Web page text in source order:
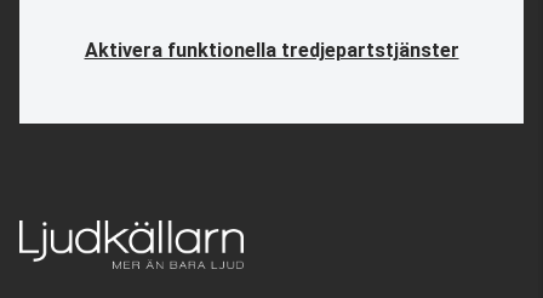
Aktivera funktionella tredjepartstjänster